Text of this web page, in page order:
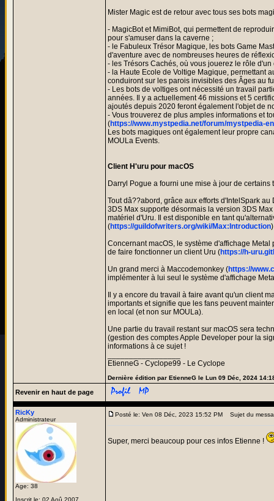
Mister Magic est de retour avec tous ses bots
- MagicBot et MimiBot, qui permettent de
pour s'amuser dans la caverne ;
- le Fabuleux Trésor Magique, les bots Game
d'aventure avec de nombreuses heures de
- les Trésors Cachés, où vous jouerez le rôle
- la Haute Ecole de Voltige Magique, permettant
conduiront sur les parois invisibles des Âges au
- Les bots de voltiges ont nécessité un travail
années. Il y a actuellement 46 missions et 5
ajoutés depuis 2020 feront également l'objet de
- Vous trouverez de plus amples informations et
(https://www.mystpedia.net/forum/mystpedia-
Les bots magiques ont également leur propre
MOULa Events.
Client H'uru pour macOS
Darryl Pogue a fourni une mise à jour de
Tout dâ??abord, grâce aux efforts d'IntelSpark au
3DS Max supporte désormais la version 3DS
matériel d'Uru. Il est disponible en tant
(https://guildofwriters.org/wiki/Max:Introduction
Concernant macOS, le système d'affichage
de faire fonctionner un client Uru (https://h-
Un grand merci à Maccodemonkey (https://
implémenter à lui seul le système d'affichage
Il y a encore du travail à faire avant qu'un client
importants et signifie que les fans peuvent
en local (et non sur MOULa).
Une partie du travail restant sur macOS sera
(gestion des comptes Apple Developer pour la
informations à ce sujet !
EtienneG - Cyclope99 - Le Cyclope
Dernière édition par EtienneG le Lun 09 Déc, 2024
Revenir en haut de page
RicKy
Administrateur
Age: 38
Inscrit le: 02 Aoû 2007
Posté le: Ven 08 Déc, 2023 15:52 PM Sujet du
Super, merci beaucoup pour ces infos Etienne !